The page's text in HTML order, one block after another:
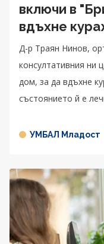
включи в
вдъхне
Д-р Траян Нинов,
консултативния ни
дом, за да вдъхне
състоянието й е
УМБАЛ Младост